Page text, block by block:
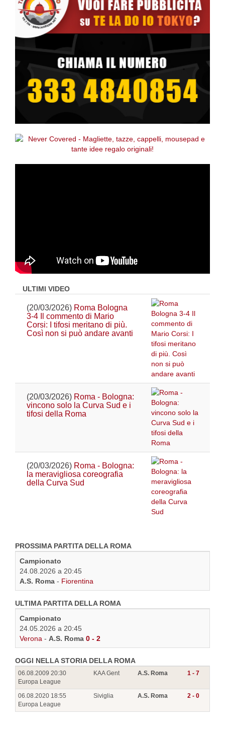
ULTIMI VIDEO
(20/03/2026) Roma Bologna
3-4 Il commento di Mario
Corsi: I tifosi meritano di più.
Così non si può andare avanti
(20/03/2026) Roma - Bologna:
vincono solo la Curva Sud e i
tifosi della Roma
(20/03/2026) Roma - Bologna:
la meravigliosa coreografia
della Curva Sud
PROSSIMA PARTITA DELLA ROMA
Campionato
24.08.2026 a 20:45
A.S. Roma - Fiorentina
ULTIMA PARTITA DELLA ROMA
Campionato
24.05.2026 a 20:45
Verona - A.S. Roma 0 - 2
OGGI NELLA STORIA DELLA ROMA
06.08.2009 20:30
Europa League
KAA Gent A.S. Roma 1 - 7
06.08.2020 18:55
Europa League
Siviglia A.S. Roma 2 - 0